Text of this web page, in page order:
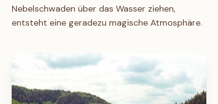
Nebelschwaden über das Wasser ziehen,
entsteht eine geradezu magische Atmosphäre.